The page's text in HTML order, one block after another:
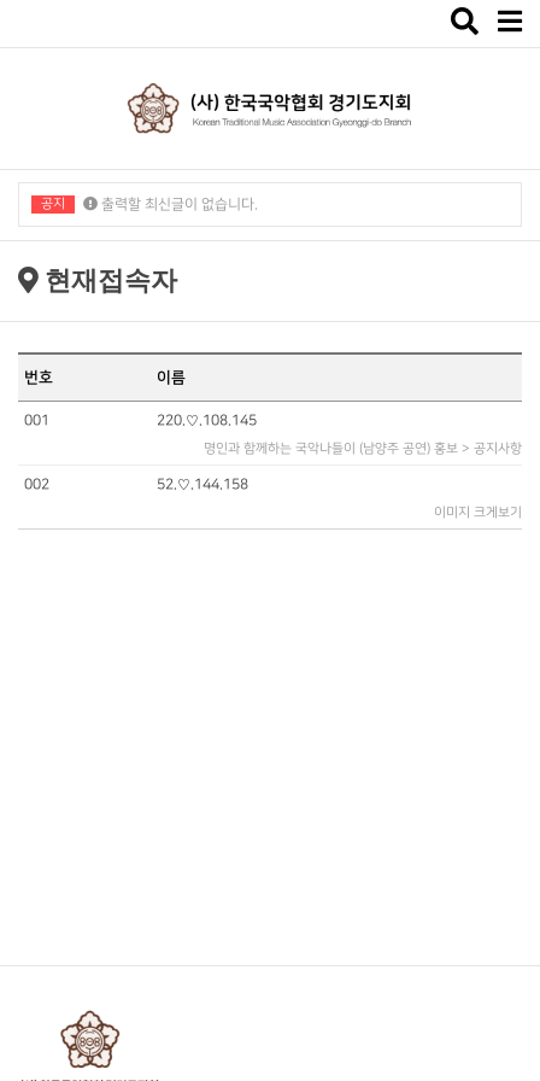
Toggle
공지 출력할 최신글이 없습니다.
출력할 최신글이 없습니다.
현재접속자
번호 이름
001 220.♡.108.145
명인과 함께하는 국악나들이 (남양주 공연) 홍보 > 공지사항
002 52.♡.144.158
이미지 크게보기